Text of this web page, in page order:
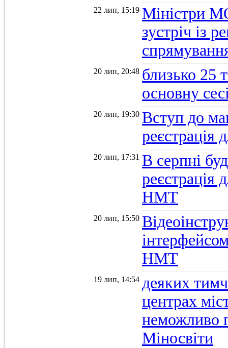
22 лип, 15:19 Міністри
зустріч із
20 лип, 20:48 близько 25
основну
20 лип, 19:30 Вступ до
20 лип, 17:31 В серпні
реєстрація
НМТ
20 лип, 15:50
НМТ
19 лип, 14:54 деяких
центрах
неможливо
Міносвіти